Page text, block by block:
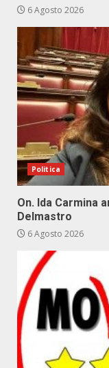
6 Agosto 2026
Politica
On. Ida Carmina
Delmastro
6 Agosto 2026